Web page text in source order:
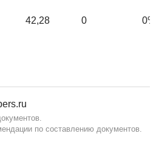
42,28 0 0%
по составлению документов.